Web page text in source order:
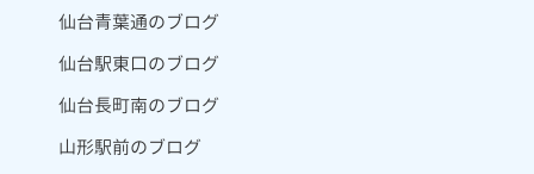
仙台青葉通のブログ
仙台駅東口のブログ
仙台長町南のブログ
山形駅前のブログ